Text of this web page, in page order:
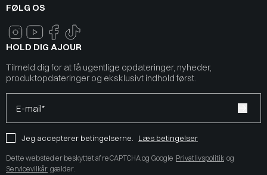
FØLG OS
HOLD DIG AJOUR
Tilmeld dig for at få ugentlige opdateringer, nyheder,
produktopdateringer og eksklusivt indhold først.
E-mail*
Jeg accepterer betingelserne. Læs betingelser
Dette websted er beskyttet af reCAPTCHA og Google Privatlivspolitik og
Servicevilkår gælder.